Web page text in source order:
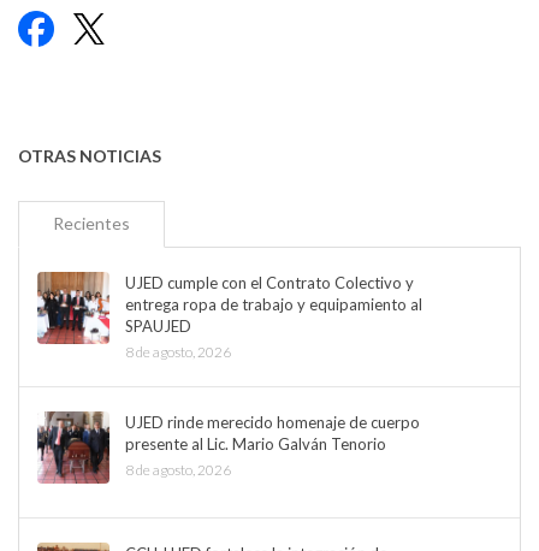
Facebook
OTRAS NOTICIAS
Recientes
UJED cumple con el Contrato Colectivo y
entrega ropa de trabajo y equipamiento al
SPAUJED
8 de agosto, 2026
UJED rinde merecido homenaje de cuerpo
presente al Lic. Mario Galván Tenorio
8 de agosto, 2026